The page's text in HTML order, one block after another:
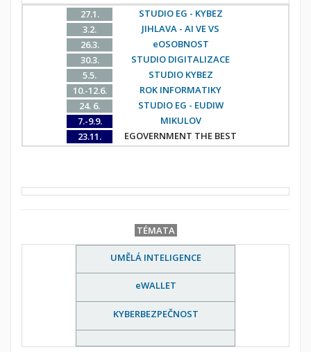
27.1.
STUDIO EG - KYBEZ
3.2.
JIHLAVA - AI VE VS
26.3.
eOSOBNOST
30.3.
STUDIO DIGITALIZACE
5.5.
STUDIO KYBEZ
10.-12.6.
ROK INFORMATIKY
24. 6.
STUDIO EG - EUDIW
7.-9.9.
MIKULOV
23.11.
EGOVERNMENT THE BEST
TÉMATA
UMĚLÁ INTELIGENCE
eWALLET
KYBERBEZPEČNOST